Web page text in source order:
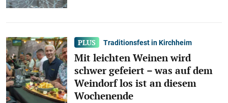
Traditionsfest in Kirchheim
Mit leichten Weinen wird
schwer gefeiert – was auf dem
Weindorf los ist an diesem
Wochenende